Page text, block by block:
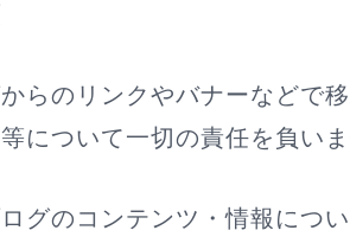
らのリンクやバナーなどで
について一切の責任を負いま
グのコンテンツ・情報につ